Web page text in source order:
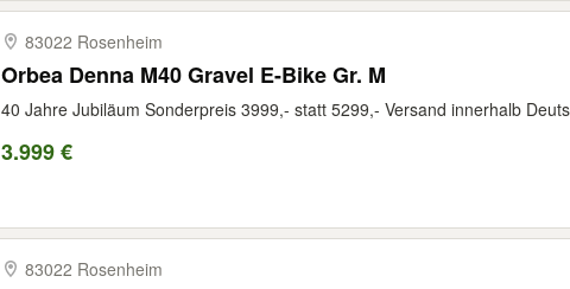
83022 Rosenheim
Orbea Denna M40 Gravel E-Bike Gr. M
40 Jahre Jubiläum Sonderpreis 3999,- statt 5299,- Versand innerhalb
3.999 €
83022 Rosenheim